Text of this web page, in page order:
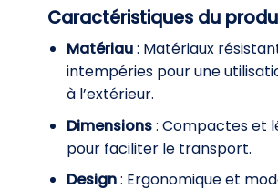
Caractéristiques du
Matériau: Matériaux
intempéries pour une
à l’extérieur.
Dimensions: Compactes et
pour faciliter le transport.
Design: Ergonomique et